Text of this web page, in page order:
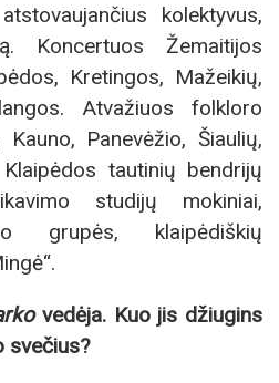
kolektyvus,
Koncertuos Žemaitijos
Kretingos, Mažeikių,
Atvažiuos folkloro
Panevėžio, Šiaulių,
tautinių bendrijų
studijų mokiniai,
grupės, klaipėdiškių
vedėja. Kuo jis džiugins
svečius?